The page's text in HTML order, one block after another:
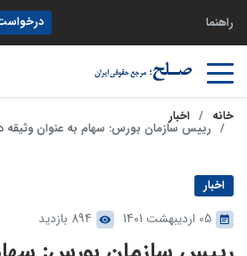
راهنما
خانه اخبار
رییس سازمان بورس: سهام به عنوان وثیقه
اخبار
05 اردیبهشت 1401 894 بازدید